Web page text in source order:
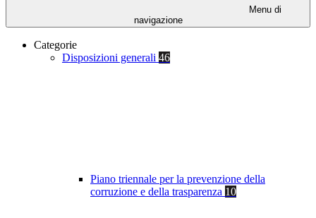
Menu di
navigazione
Categorie
Disposizioni generali 46
Piano triennale per la prevenzione della
corruzione e della trasparenza 10